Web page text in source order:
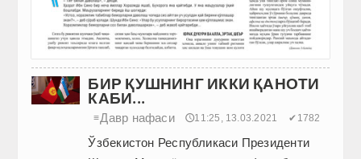
БИР ҚУШНИНГ ИККИ ҚАНОТИ
КАБИ...
≡Давр нафаси 🕔11:25, 13.03.2021 ✔1782
Ўзбекистон Республикаси Президенти